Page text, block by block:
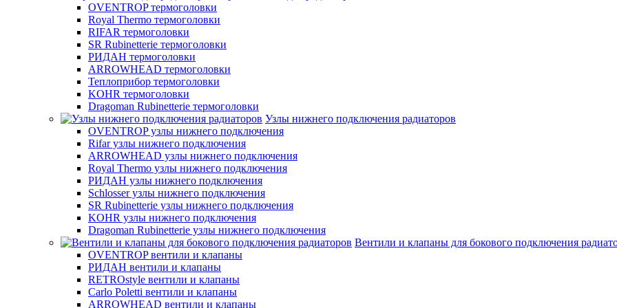
OVENTROP термоголовки
Royal Thermo термоголовки
RIFAR термоголовки
SR Rubinetterie термоголовки
РИДАН термоголовки
ARROWHEAD термоголовки
Теплоприбор термоголовки
KOHR термоголовки
Dragoman Rubinetterie термоголовки
Узлы нижнего подключения радиаторов
OVENTROP узлы нижнего подключения
Rifar узлы нижнего подключения
ARROWHEAD узлы нижнего подключения
Royal Thermo узлы нижнего подключения
РИДАН узлы нижнего подключения
Schlosser узлы нижнего подключения
SR Rubinetterie узлы нижнего подключения
KOHR узлы нижнего подключения
Dragoman Rubinetterie узлы нижнего подключения
Вентили и клапаны для бокового подключения
OVENTROP вентили и клапаны
РИДАН вентили и клапаны
RETROstyle вентили и клапаны
Carlo Poletti вентили и клапаны
ARROWHEAD вентили и клапаны